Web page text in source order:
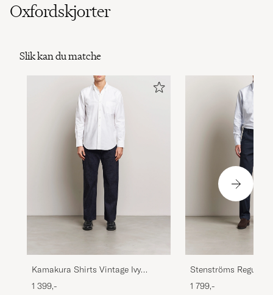
Oxfordskjorter
Slik kan du matche
Kamakura Shirts Vintage Ivy
Oxford Button Down Shirt White
1 399,-
Stenströms Regular
Shirt Blue/White
1 799,-